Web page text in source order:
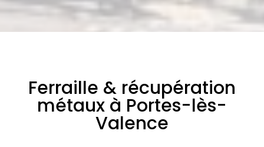
Ferraille & récupération
métaux à Portes-lès-
Valence